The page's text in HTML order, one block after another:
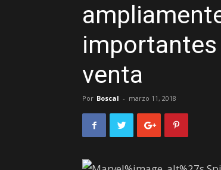
importantes
venta
Por Boscal - marzo 11, 2018